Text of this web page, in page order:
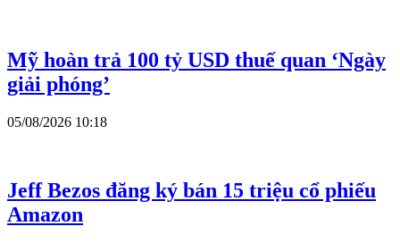
Mỹ hoàn trả 100 tỷ USD thuế quan ‘Ngày
giải phóng’
05/08/2026 10:18
Jeff Bezos đăng ký bán 15 triệu cổ phiếu
Amazon